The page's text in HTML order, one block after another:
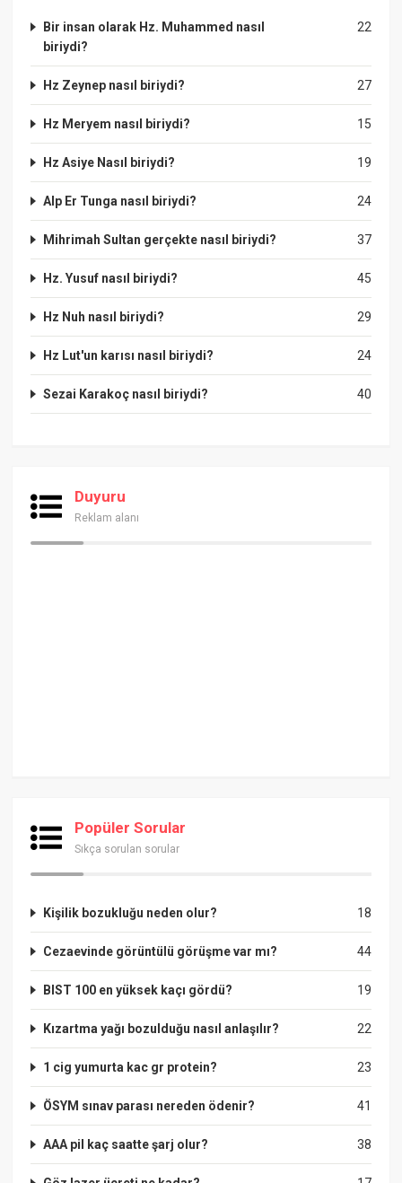
22
Bir insan olarak Hz. Muhammed nasıl
biriydi?
27
Hz Zeynep nasıl biriydi?
15
Hz Meryem nasıl biriydi?
19
Hz Asiye Nasıl biriydi?
24
Alp Er Tunga nasıl biriydi?
37
Mihrimah Sultan gerçekte nasıl biriydi?
45
Hz. Yusuf nasıl biriydi?
29
Hz Nuh nasıl biriydi?
24
Hz Lut'un karısı nasıl biriydi?
40
Sezai Karakoç nasıl biriydi?
Duyuru
Reklam alanı
Popüler Sorular
Sıkça sorulan sorular
18
Kişilik bozukluğu neden olur?
44
Cezaevinde görüntülü görüşme var mı?
19
BIST 100 en yüksek kaçı gördü?
22
Kızartma yağı bozulduğu nasıl anlaşılır?
23
1 cig yumurta kac gr protein?
41
ÖSYM sınav parası nereden ödenir?
38
AAA pil kaç saatte şarj olur?